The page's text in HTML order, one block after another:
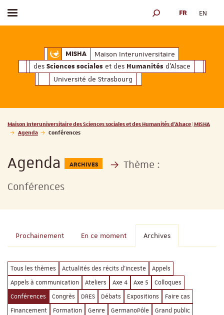
MISHAMaison Interuniversitaire des
Maison Interuniversitaire
des Sciences sociales et des Humanités d'Alsace
Université de Strasbourg
Afficher / masquer le menu MOTEUR DE
FR EN
Vous êtes ici :
Maison Interuniversitaire des Sciences sociales et des Humanités d'Alsace | MISHA
Agenda
Conférences
Agenda ARCHIVES
Thème :
Conférences
Prochainement En ce moment Archives
Tous les thèmes Actualités des récits d'inceste
Appels
Appels à communication
Ateliers Axe 4 Axe 5
Colloques
Conférences
Congrès DRES Débats Expositions
Faire cas
Financement
Formation Genre GermanoPôle
Grand public